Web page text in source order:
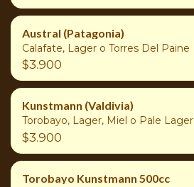
Austral (Patagonia)
Calafate, Lager o Torres Del Paine
$3.900
Kunstmann (Valdivia)
Torobayo, Lager, Miel o Pale Lager
$3.900
Torobayo Kunstmann 500cc